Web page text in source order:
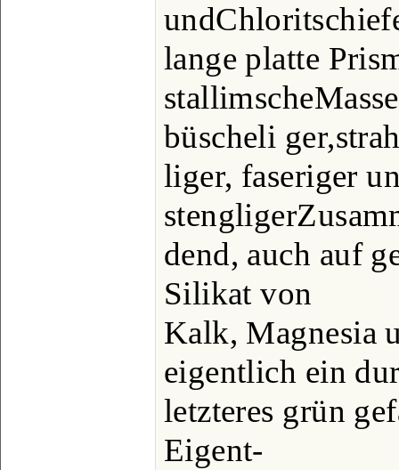
lange platte
büscheli
liger, faseriger
dend, auch auf
Silikat von
Kalk, Magnesia
eigentlich ein
letzteres grün
Eigent-